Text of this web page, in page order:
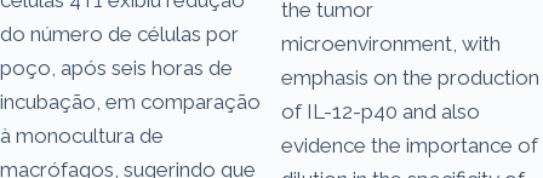
do número de células por
poço, após seis horas de
incubação, em comparação
à monocultura de
macrófagos, sugerindo que
the tumor
microenvironment, with
emphasis on the production
of IL-12-p40 and also
evidence the importance of